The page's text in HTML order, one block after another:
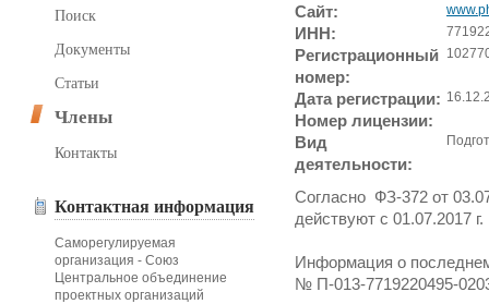
Поиск
Документы
Статьи
Члены
Контакты
Контактная информация
Саморегулируемая
организация - Союз
Центральное объединение
проектных организаций
Сайт:
ИНН:
Регистрационный
номер:
Дата регистрации:
Номер лицензии:
Вид
деятельности:
Согласно ФЗ-372 от
действуют с 01.07.2017 г.
Информация о
№ П-013-7719220495-